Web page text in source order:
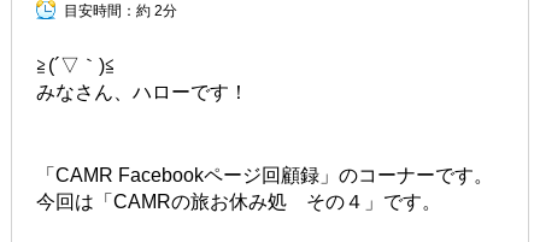
目安時間： 約 2分
≧(´▽｀)≦
みなさん、ハローです！
「CAMR Facebookページ回顧録」のコーナーです。
今回は「CAMRの旅お休み処 その４」です。